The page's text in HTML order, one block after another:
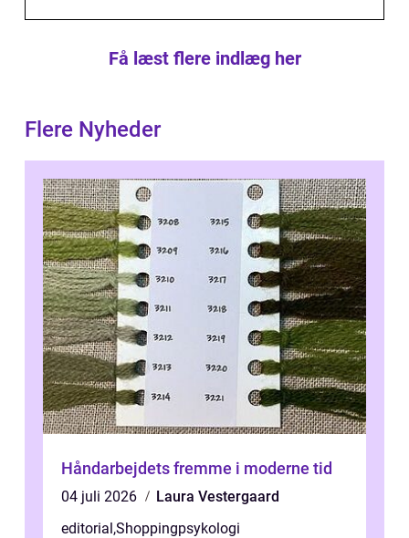
Få læst flere indlæg her
Flere Nyheder
Håndarbejdets fremme i moderne tid
04 juli 2026
Laura Vestergaard
editorial,Shoppingpsykologi